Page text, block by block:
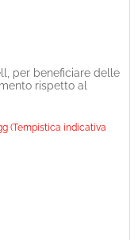
per beneficiare delle
rispetto al
(Tempistica indicativa